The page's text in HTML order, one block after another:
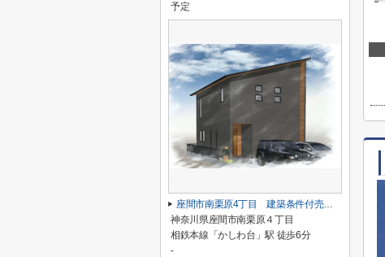
予定
座間市南栗原4丁目 建築条件付売地 全1区画
神奈川県座間市南栗原４丁目
相鉄本線「かしわ台」駅 徒歩6分
-